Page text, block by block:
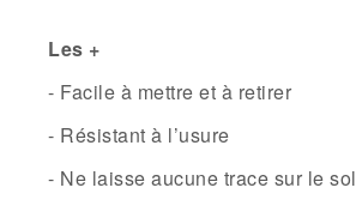
Les +
- Facile à mettre et à retirer
- Résistant à l’usure
- Ne laisse aucune trace sur le sol